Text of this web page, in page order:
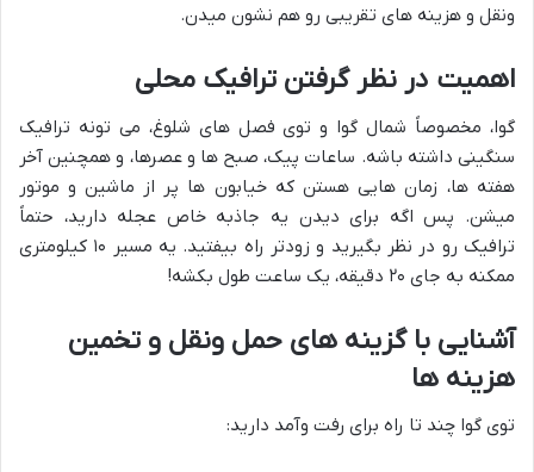
ونقل و هزینه های تقریبی رو هم نشون میدن.
اهمیت در نظر گرفتن ترافیک محلی
گوا، مخصوصاً شمال گوا و توی فصل های شلوغ، می تونه ترافیک
سنگینی داشته باشه. ساعات پیک، صبح ها و عصرها، و همچنین آخر
هفته ها، زمان هایی هستن که خیابون ها پر از ماشین و موتور
میشن. پس اگه برای دیدن یه جاذبه خاص عجله دارید، حتماً
ترافیک رو در نظر بگیرید و زودتر راه بیفتید. یه مسیر ۱۰ کیلومتری
ممکنه به جای ۲۰ دقیقه، یک ساعت طول بکشه!
آشنایی با گزینه های حمل ونقل و تخمین
هزینه ها
توی گوا چند تا راه برای رفت وآمد دارید: